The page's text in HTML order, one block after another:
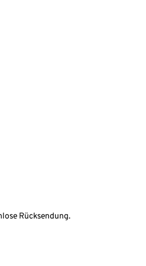
Rücksendung.